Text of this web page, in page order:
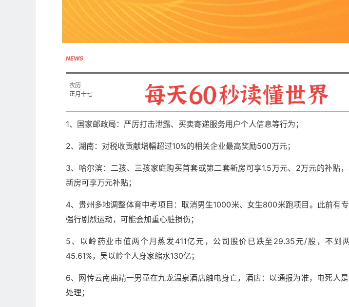
NEWS
农历
正月十七
1、国家邮政局：严厉打击泄露、买卖寄递服务用户个人信息等行为；
2、湖南：对税收贡献增幅超过10%的相关企业最高奖励500万元；
3、哈尔滨：二孩、三孩家庭购买首套或第二套新房可享1.5万元、2万元的补贴
新房可享万元补贴；
4、贵州多地调整体育中考项目：取消男生1000米、女生800米跑项目。此前有
强行剧烈运动，可能会加重心脏损伤；
5、以岭药业市值两个月蒸发411亿元，公司股价已跌至29.35元/股，不到
45.61%，吴以岭个人身家缩水130亿；
6、网传云南曲靖一男童在九龙温泉酒店触电身亡，酒店：以通报为准，电死人
处理；